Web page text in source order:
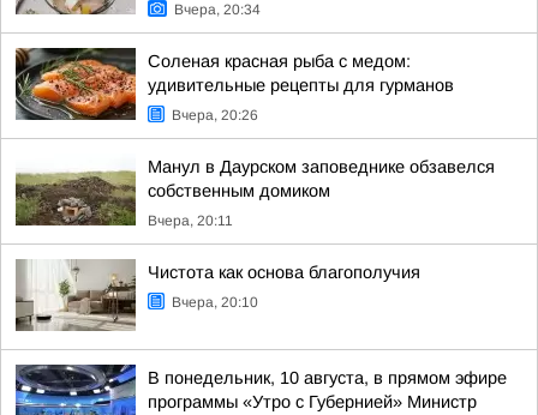
Вчера, 20:34
Соленая красная рыба с медом:
удивительные рецепты для гурманов
Вчера, 20:26
Манул в Даурском заповеднике обзавелся
собственным домиком
Вчера, 20:11
Чистота как основа благополучия
Вчера, 20:10
В понедельник, 10 августа, в прямом эфире
программы «Утро с Губернией» Министр